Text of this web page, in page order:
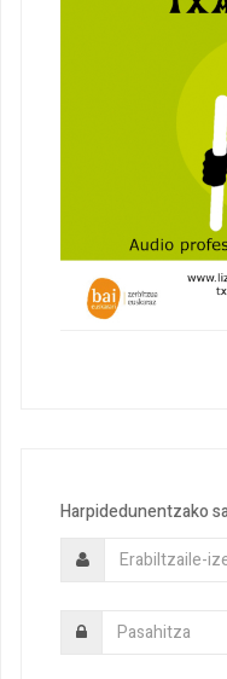
Harpidedunentzako